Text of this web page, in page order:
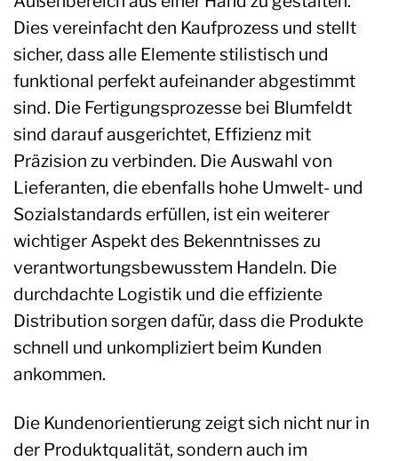
Dies vereinfacht den Kaufprozess und stellt
sicher, dass alle Elemente stilistisch und
funktional perfekt aufeinander abgestimmt
sind. Die Fertigungsprozesse bei Blumfeldt
sind darauf ausgerichtet, Effizienz mit
Präzision zu verbinden. Die Auswahl von
Lieferanten, die ebenfalls hohe Umwelt- und
Sozialstandards erfüllen, ist ein weiterer
wichtiger Aspekt des Bekenntnisses zu
verantwortungsbewusstem Handeln. Die
durchdachte Logistik und die effiziente
Distribution sorgen dafür, dass die Produkte
schnell und unkompliziert beim Kunden
ankommen.
Die Kundenorientierung zeigt sich nicht nur in
der Produktqualität, sondern auch im